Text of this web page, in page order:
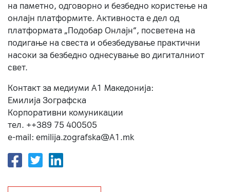
на паметно, одговорно и безбедно користење на
онлајн платформите. Активноста е дел од
платформата „Подобар Онлајн“, посветена на
подигање на свеста и обезбедување практични
насоки за безбедно однесување во дигиталниот
свет.
Контакт за медиуми А1 Македонија:
Емилија Зографска
Корпоративни комуникации
тел. ++389 75 400505
e-mail: emilija.zografska@A1.mk